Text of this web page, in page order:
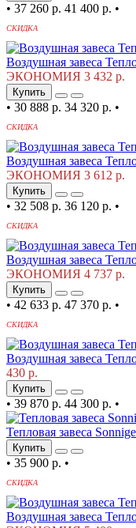
• 37 260 р. 41 400 р. •
СКИДКА
Воздушная завеса
ЭКОНОМИЯ 3 432 р.
Купить
• 30 888 р. 34 320 р. •
СКИДКА
Воздушная завеса
ЭКОНОМИЯ 3 612 р.
Купить
• 32 508 р. 36 120 р. •
СКИДКА
Воздушная завеса
ЭКОНОМИЯ 4 737 р.
Купить
• 42 633 р. 47 370 р. •
СКИДКА
Воздушная завеса
430 р.
Купить
• 39 870 р. 44 300 р. •
Тепловая завеса
Купить
• 35 900 р. •
СКИДКА
Воздушная завеса